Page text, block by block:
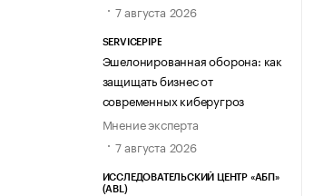
7 августа 2026
SERVICEPIPE
Эшелонированная оборона: как
защищать бизнес от
современных киберугроз
Мнение эксперта
7 августа 2026
ИССЛЕДОВАТЕЛЬСКИЙ ЦЕНТР «АБП»
(ABL)